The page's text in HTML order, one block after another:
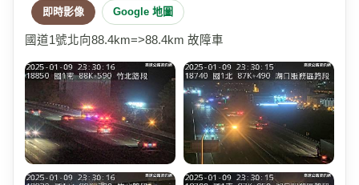
即時影像 Google 地圖
國道1號北向88.4km=>88.4km 故障車